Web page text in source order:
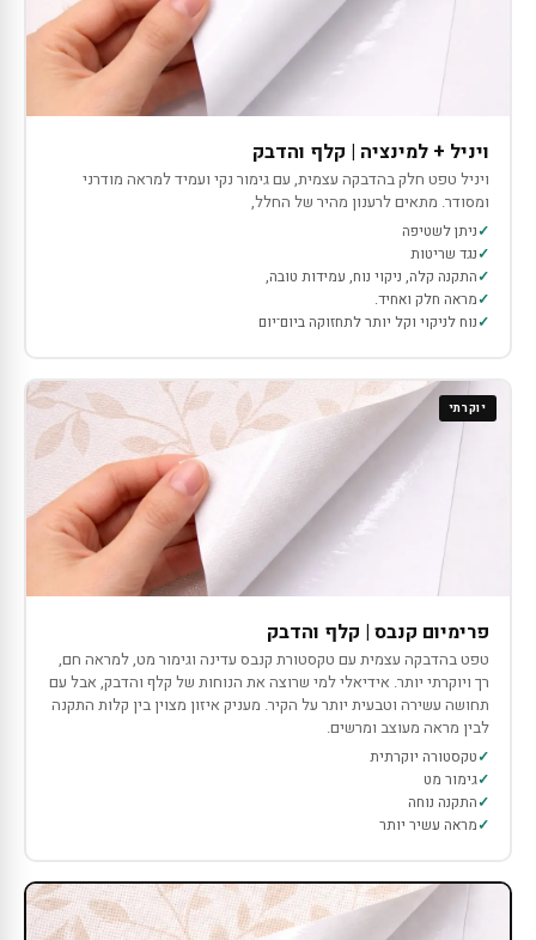
ויניל + למינציה | קלף והדבק
ויניל טפט חלק בהדבקה עצמית, עם גימור נקי ועמיד למראה מודרני
ומסודר. מתאים לרענון מהיר של החלל,
ניתן לשטיפה
נגד שריטות
התקנה קלה, ניקוי נוח, עמידות טובה,
מראה חלק ואחיד.
נוח לניקוי וקל יותר לתחזוקה ביום־יום
יוקרתי
פרימיום קנבס | קלף והדבק
טפט בהדבקה עצמית עם טקסטורת קנבס עדינה וגימור מט, למראה חם,
רך ויוקרתי יותר. אידיאלי למי שרוצה את הנוחות של קלף והדבק, אבל עם
תחושה עשירה וטבעית יותר על הקיר. מעניק איזון מצוין בין קלות התקנה
לבין מראה מעוצב ומרשים.
טקסטורה יוקרתית
גימור מט
התקנה נוחה
מראה עשיר יותר